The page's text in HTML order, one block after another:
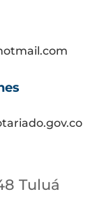
Tuluá